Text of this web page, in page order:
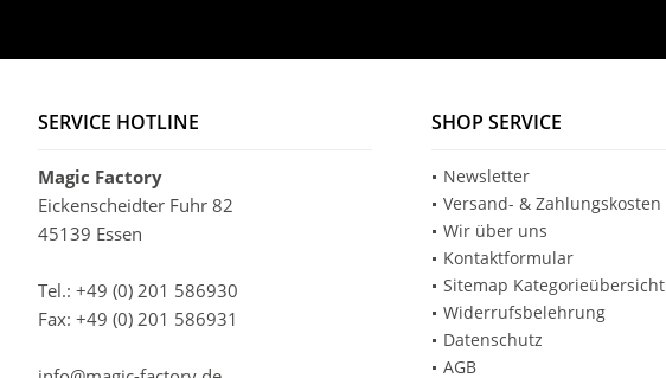
SERVICE HOTLINE
Magic Factory
Eickenscheidter Fuhr 82
45139 Essen
Tel.: +49 (0) 201 586930
Fax: +49 (0) 201 586931
SHOP SERVICE
Newsletter
Versand- & Zahlungskosten
Wir über uns
Kontaktformular
Sitemap Kategorieübersicht
Widerrufsbelehrung
Datenschutz
AGB